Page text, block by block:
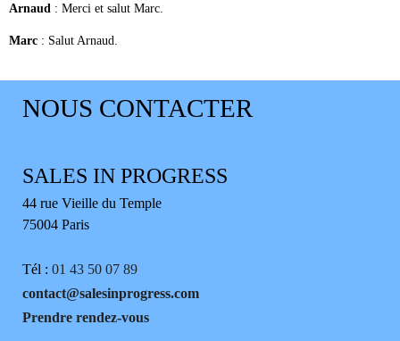
Arnaud : Merci et salut Marc.
Marc : Salut Arnaud.
NOUS CONTACTER
SALES IN PROGRESS
44 rue Vieille du Temple
75004 Paris
Tél : 01 43 50 07 89
contact@salesinprogress.com
Prendre rendez-vous